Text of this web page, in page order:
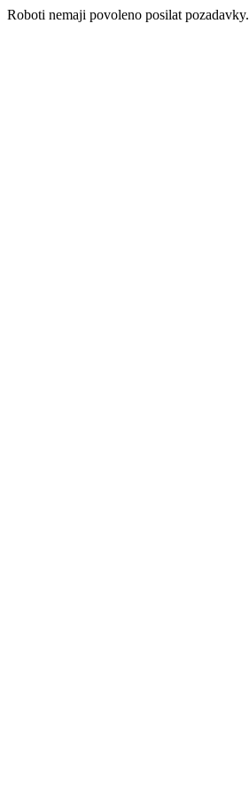
Roboti nemaji povoleno posilat pozadavky.